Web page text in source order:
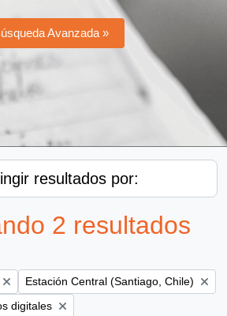
Avanzada »
resultados por:
2 resultados
Remove filter:
Estación Central (Santiago, Chile)
digitales